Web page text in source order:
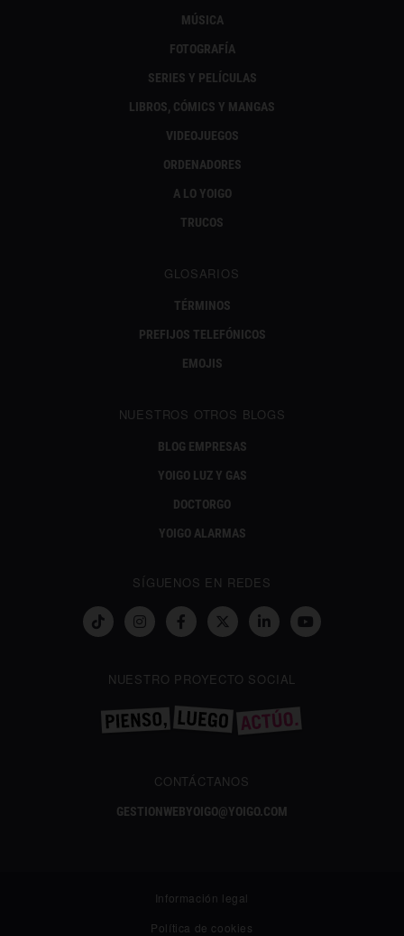
MÚSICA
FOTOGRAFÍA
SERIES Y PELÍCULAS
LIBROS, CÓMICS Y MANGAS
VIDEOJUEGOS
ORDENADORES
A LO YOIGO
TRUCOS
GLOSARIOS
TÉRMINOS
PREFIJOS TELEFÓNICOS
EMOJIS
NUESTROS OTROS BLOGS
BLOG EMPRESAS
YOIGO LUZ Y GAS
DOCTORGO
YOIGO ALARMAS
SÍGUENOS EN REDES
NUESTRO PROYECTO SOCIAL
CONTÁCTANOS
GESTIONWEBYOIGO@YOIGO.COM
Información legal
Política de cookies